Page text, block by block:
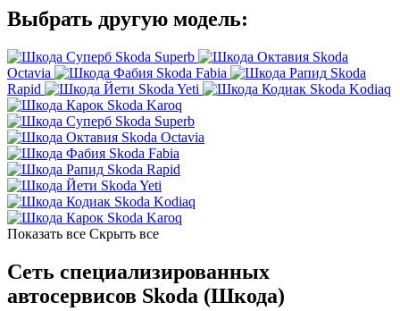
Выбрать другую модель:
Skoda Superb
Skoda
Octavia
Skoda Fabia
Skoda
Rapid
Skoda Yeti
Skoda Kodiaq
Skoda Karoq
Skoda Superb
Skoda Octavia
Skoda Fabia
Skoda Rapid
Skoda Yeti
Skoda Kodiaq
Skoda Karoq
Показать все Скрыть все
Сеть специализированных
автосервисов Skoda (Шкода)